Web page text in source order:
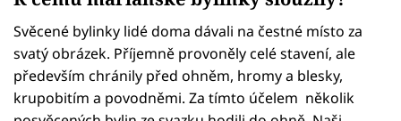
Svěcené bylinky lidé doma dávali na čestné místo za
svatý obrázek. Příjemně provoněly celé stavení, ale
především chránily před ohněm, hromy a blesky,
krupobitím a povodněmi. Za tímto účelem několik